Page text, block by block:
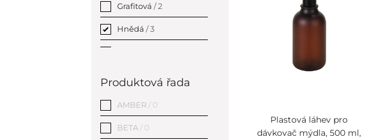
Grafitová / 2
Hnědá / 3
Produktová řada
AMBER / 0
BETA / 0
Plastová láhev pro
dávkovač mýdla, 500 ml,